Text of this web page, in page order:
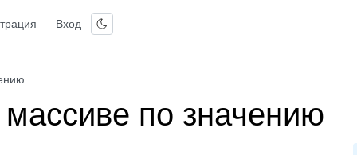
Вход
массиве по значению